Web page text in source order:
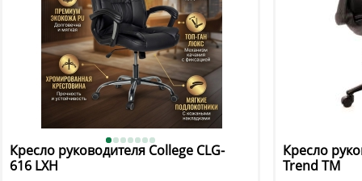
Кресло руководителя College CLG-
616 LXH
Кресло
Trend TM